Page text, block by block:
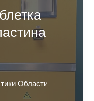
Области